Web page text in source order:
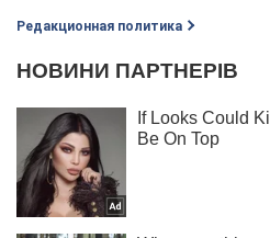
Редакционная политика